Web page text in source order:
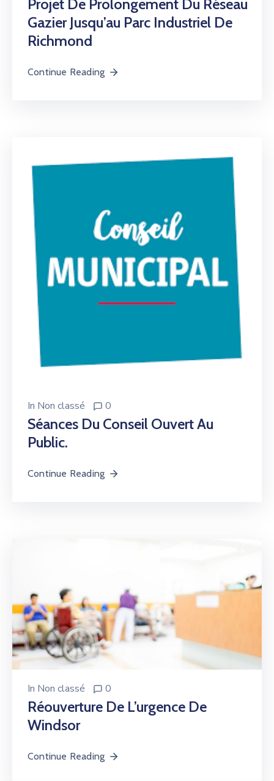
Projet De Prolongement Du Réseau
Gazier Jusqu’au Parc Industriel De
Richmond
Continue Reading
In Non classé 0
Séances Du Conseil Ouvert Au
Public.
Continue Reading
In Non classé 0
Réouverture De L’urgence De
Windsor
Continue Reading